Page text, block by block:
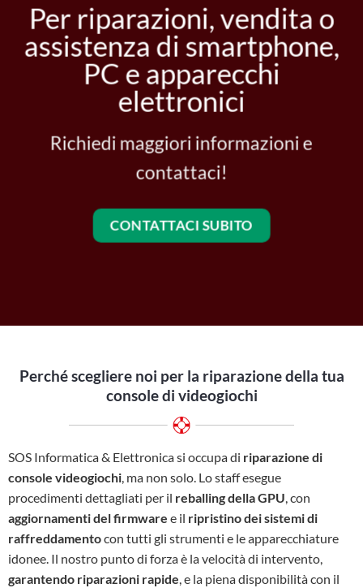
Per riparazioni, vendita o
assistenza di smartphone,
PC e apparecchi
elettronici
Richiedi maggiori informazioni e
contattaci!
CONTATTACI SUBITO
Perché scegliere noi per la riparazionedella tua
console di videogiochi
SOS Informatica & Elettronica si occupa di riparazione di
console videogiochi, ma non solo. Lo staff esegue
procedimenti dettagliati per il reballing della GPU, con
aggiornamenti del firmware e il ripristino dei sistemi di
raffreddamentocon tutti gli strumenti e le apparecchiature
idonee. Il nostro punto di forza è la velocità di intervento,
garantendo riparazioni rapide, e la piena disponibilità con il